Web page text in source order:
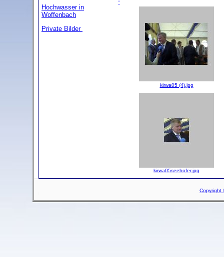
Hochwasser in
Woffenbach
Private Bilder
kirwa05 (4).jpg
kirwa05seehofer.jpg
Copyright